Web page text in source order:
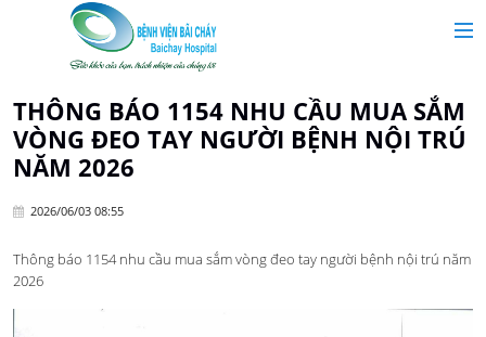
Giới thiệu
Chuyên khoa
Tin tức
THÔNG BÁO 1154 NHU CẦU MUA SẮM
VÒNG ĐEO TAY NGƯỜI BỆNH NỘI TRÚ
NĂM 2026
2026/06/03 08:55
Thông báo 1154 nhu cầu mua sắm vòng đeo tay người bệnh nội trú năm
2026